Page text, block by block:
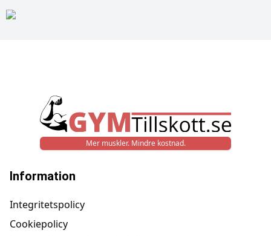
Mer muskler. Mindre kostnad.
Information
Integritetspolicy
Cookiepolicy